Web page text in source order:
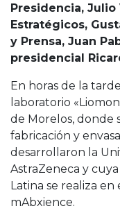
Presidencia,
Estratégicos,
y Prensa, Juan
presidencial
En horas de la
laboratorio
de Morelos, donde
fabricación y
desarrollaron la
AstraZeneca y
Latina se realiza
mAbxience.